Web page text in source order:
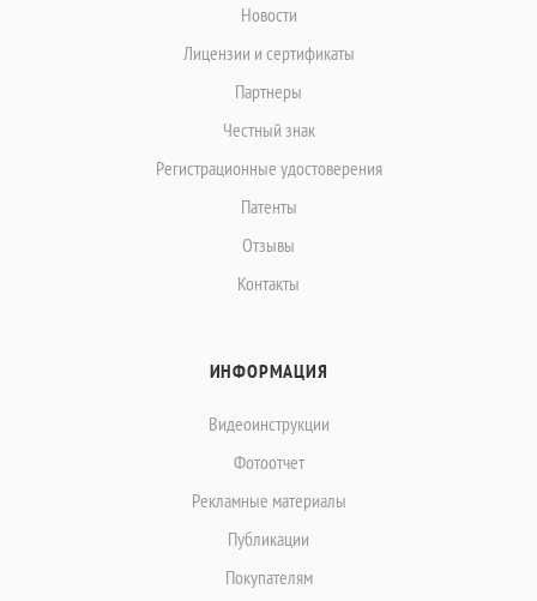
Новости
Лицензии и сертификаты
Партнеры
Честный знак
Регистрационные удостоверения
Патенты
Отзывы
Контакты
ИНФОРМАЦИЯ
Видеоинструкции
Фотоотчет
Рекламные материалы
Публикации
Покупателям